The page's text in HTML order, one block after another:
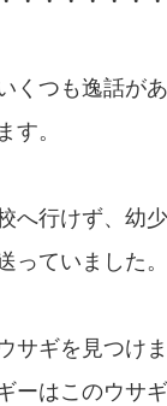
くつも逸話が
す。
へ行けず、幼
っていました。
サギを見つけま
ーはこのウサ